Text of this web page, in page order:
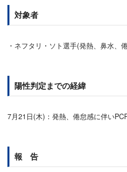
対象者
ネフタリ・ソト選手(発熱、鼻水、
陽性判定までの経緯
7月21日(木)：発熱、倦怠感に伴い
報 告